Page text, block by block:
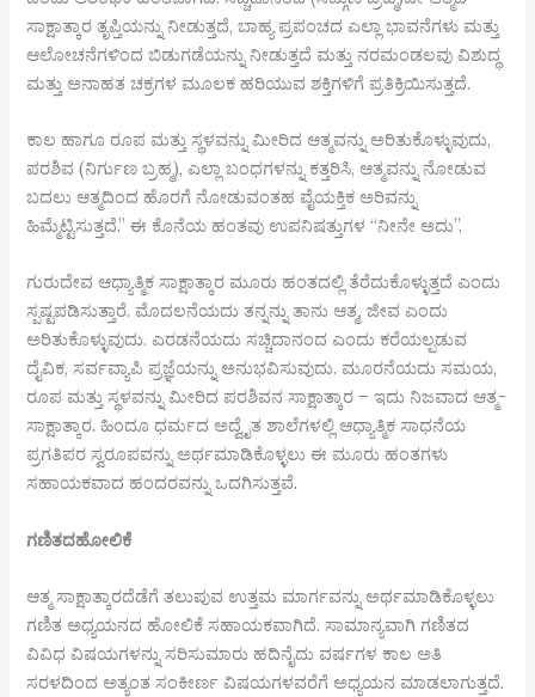
ಸಾಕ್ಷಾತ್ಕಾರ ತೃಪ್ತಿಯನ್ನು ನೀಡುತ್ತದೆ, ಬಾಹ್ಯ ಪ್ರಪಂಚದ ಎಲ್ಲಾ ಭಾವನೆಗಳು ಮತ್ತು
ಆಲೋಚನೆಗಳಿಂದ ಬಿಡುಗಡೆಯನ್ನು ನೀಡುತ್ತದೆ ಮತ್ತು ನರಮಂಡಲವು ವಿಶುದ್ಧ
ಮತ್ತು ಅನಾಹತ ಚಕ್ರಗಳ ಮೂಲಕ ಹರಿಯುವ ಶಕ್ತಿಗಳಿಗೆ ಪ್ರತಿಕ್ರಿಯಿಸುತ್ತದೆ.
ಕಾಲ ಹಾಗೂ ರೂಪ ಮತ್ತು ಸ್ಥಳವನ್ನು ಮೀರಿದ ಆತ್ಮವನ್ನು ಅರಿತುಕೊಳ್ಳುವುದು,
ಪರಶಿವ (ನಿರ್ಗುಣ ಬ್ರಹ್ಮ), ಎಲ್ಲಾ ಬಂಧಗಳನ್ನು ಕತ್ತರಿಸಿ, ಆತ್ಮವನ್ನು ನೋಡುವ
ಬದಲು ಆತ್ಮದಿಂದ ಹೊರಗೆ ನೋಡುವಂತಹ ವೈಯಕ್ತಿಕ ಅರಿವನ್ನು
ಹಿಮ್ಮೆಟ್ಟಿಸುತ್ತದೆ.” ಈ ಕೊನೆಯ ಹಂತವು ಉಪನಿಷತ್ತುಗಳ “ನೀನೇ ಅದು”.
ಗುರುದೇವ ಆಧ್ಯಾತ್ಮಿಕ ಸಾಕ್ಷಾತ್ಕಾರ ಮೂರು ಹಂತದಲ್ಲಿ ತೆರೆದುಕೊಳ್ಳುತ್ತದೆ ಎಂದು
ಸ್ಪಷ್ಟಪಡಿಸುತ್ತಾರೆ. ಮೊದಲನೆಯದು ತನ್ನನ್ನು ತಾನು ಆತ್ಮ, ಜೀವ ಎಂದು
ಅರಿತುಕೊಳ್ಳುವುದು. ಎರಡನೆಯದು ಸಚ್ಚಿದಾನಂದ ಎಂದು ಕರೆಯಲ್ಪಡುವ
ದೈವಿಕ, ಸರ್ವವ್ಯಾಪಿ ಪ್ರಜ್ಞೆಯನ್ನು ಅನುಭವಿಸುವುದು. ಮೂರನೆಯದು ಸಮಯ,
ರೂಪ ಮತ್ತು ಸ್ಥಳವನ್ನು ಮೀರಿದ ಪರಶಿವನ ಸಾಕ್ಷಾತ್ಕಾರ – ಇದು ನಿಜವಾದ ಆತ್ಮ-
ಸಾಕ್ಷಾತ್ಕಾರ. ಹಿಂದೂ ಧರ್ಮದ ಅದ್ವೈತ ಶಾಲೆಗಳಲ್ಲಿ ಆಧ್ಯಾತ್ಮಿಕ ಸಾಧನೆಯ
ಪ್ರಗತಿಪರ ಸ್ವರೂಪವನ್ನು ಅರ್ಥಮಾಡಿಕೊಳ್ಳಲು ಈ ಮೂರು ಹಂತಗಳು
ಸಹಾಯಕವಾದ ಹಂದರವನ್ನು ಒದಗಿಸುತ್ತವೆ.
ಗಣಿತದಹೋಲಿಕೆ
ಆತ್ಮ ಸಾಕ್ಷಾತ್ಕಾರದೆಡೆಗೆ ತಲುಪುವ ಉತ್ತಮ ಮಾರ್ಗವನ್ನು ಅರ್ಥಮಾಡಿಕೊಳ್ಳಲು
ಗಣಿತ ಅಧ್ಯಯನದ ಹೋಲಿಕೆ ಸಹಾಯಕವಾಗಿದೆ. ಸಾಮಾನ್ಯವಾಗಿ ಗಣಿತದ
ವಿವಿಧ ವಿಷಯಗಳನ್ನು ಸರಿಸುಮಾರು ಹದಿನೈದು ವರ್ಷಗಳ ಕಾಲ ಅತಿ
ಸರಳದಿಂದ ಅತ್ಯಂತ ಸಂಕೀರ್ಣ ವಿಷಯಗಳವರೆಗೆ ಅಧ್ಯಯನ ಮಾಡಲಾಗುತ್ತದೆ.